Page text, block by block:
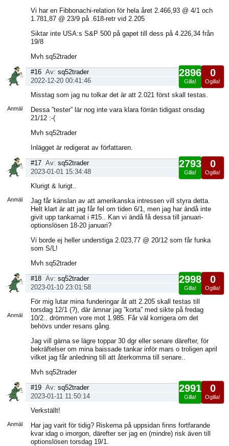
Vi har en Fibbonachi-relation för hela året 2.466,93 @ 4/1 och
1.781,87 @ 23/9 på .618-retr vid 2.205
Siktar inte USA:s S&P 500 på gapet till dess på 4.226,34 från
19/8
Mvh sq52trader
Anmäl
0
Ogilla!
2896
Gilla!
#16 Av: sq52trader
2022-12-20 00:41:46
Misstag som jag nu tolkar det är att 2.021 först skall testas.
Dessa ”tester” lär nog inte vara klara förrän tidigast onsdag
21/12 :-(
Mvh sq52trader
Inlägget är redigerat av författaren.
Anmäl
0
Ogilla!
2793
Gilla!
#17 Av: sq52trader
2023-01-01 15:34:48
Klurigt & lurigt..
Jag får känslan av att amerikanska intressen vill styra detta.
Helt klart är att jag får fel om tiden 6/1, men jag har ändå inte
givit upp tankarnat i #15.. Kan vi ändå få dessa till januari-
optionslösen 18-20 januari?
Vi borde ej heller understiga 2.023,77 @ 20/12 som får funka
som S/L!
Mvh sq52trader
Anmäl
0
Ogilla!
2998
Gilla!
#18 Av: sq52trader
2023-01-10 23:01:58
För mig lutar mina funderingar åt att 2.205 skall testas till
torsdag 12/1 (?), där ämnar jag ”korta” med sikte på fredag
10/2.. drömmen vore mot 1.985. Får väl korrigera om det
behövs under resans gång.
Jag vill gärna se lägre toppar 30 dgr eller senare därefter, för
bekräftelser om mina baissade tankar inför mars o troligen april
vilket jag får anledning till att återkomma till senare..
Mvh sq52trader
Anmäl
0
Ogilla!
2991
Gilla!
#19 Av: sq52trader
2023-01-11 11:50:14
Verkställt!
Har jag varit för tidig? Riskerna på uppsidan finns fortfarande
kvar idag o imorgon, därefter ser jag en (mindre) risk även till
optionslösen torsdag 19/1.